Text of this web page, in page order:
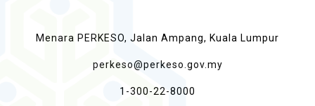
Menara PERKESO, Jalan Ampang, Kuala Lumpur
perkeso@perkeso.gov.my
1-300-22-8000